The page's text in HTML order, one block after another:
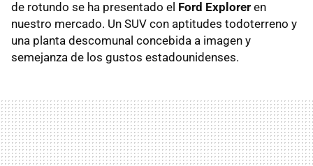
de rotundo se ha presentado el Ford Explorer en
nuestro mercado. Un SUV con aptitudes todoterreno y
una planta descomunal concebida a imagen y
semejanza de los gustos estadounidenses.